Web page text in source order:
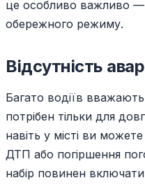
це особливо важливо
обережного режиму.
Відсутність
Багато водіїв
потрібен тільки для
навіть у місті ви
ДТП або погіршення
набір повинен